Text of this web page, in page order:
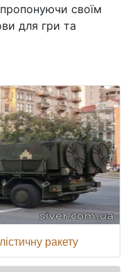
своїм
для гри та
ракету